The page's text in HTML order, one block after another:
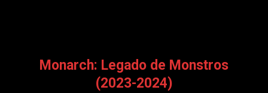
Monarch: Legado de Monstros
(2023-2024)